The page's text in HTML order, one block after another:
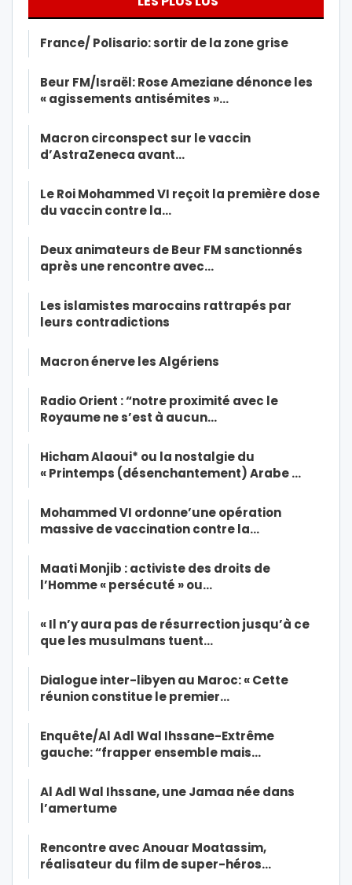
France/ Polisario: sortir de la zone grise
Beur FM/Israël: Rose Ameziane dénonce les
« agissements antisémites »…
Macron circonspect sur le vaccin
d’AstraZeneca avant…
Le Roi Mohammed VI reçoit la première dose
du vaccin contre la…
Deux animateurs de Beur FM sanctionnés
après une rencontre avec…
Les islamistes marocains rattrapés par
leurs contradictions
Macron énerve les Algériens
Radio Orient : “notre proximité avec le
Royaume ne s’est à aucun…
Hicham Alaoui* ou la nostalgie du
« Printemps (désenchantement) Arabe …
Mohammed VI ordonne’une opération
massive de vaccination contre la…
Maati Monjib : activiste des droits de
l’Homme « persécuté » ou…
« Il n’y aura pas de résurrection jusqu’à ce
que les musulmans tuent…
Dialogue inter-libyen au Maroc: « Cette
réunion constitue le premier…
Enquête/Al Adl Wal Ihssane-Extrême
gauche: “frapper ensemble mais…
Al Adl Wal Ihssane, une Jamaa née dans
l’amertume
Rencontre avec Anouar Moatassim,
réalisateur du film de super-héros…